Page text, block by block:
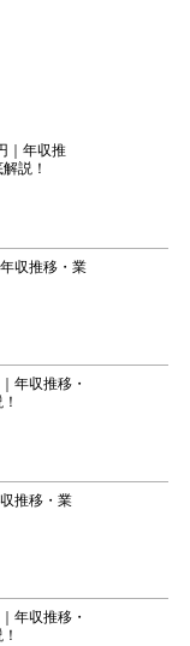
｜年収推
説！
収推移・業
年収推移・
推移・業
年収推移・